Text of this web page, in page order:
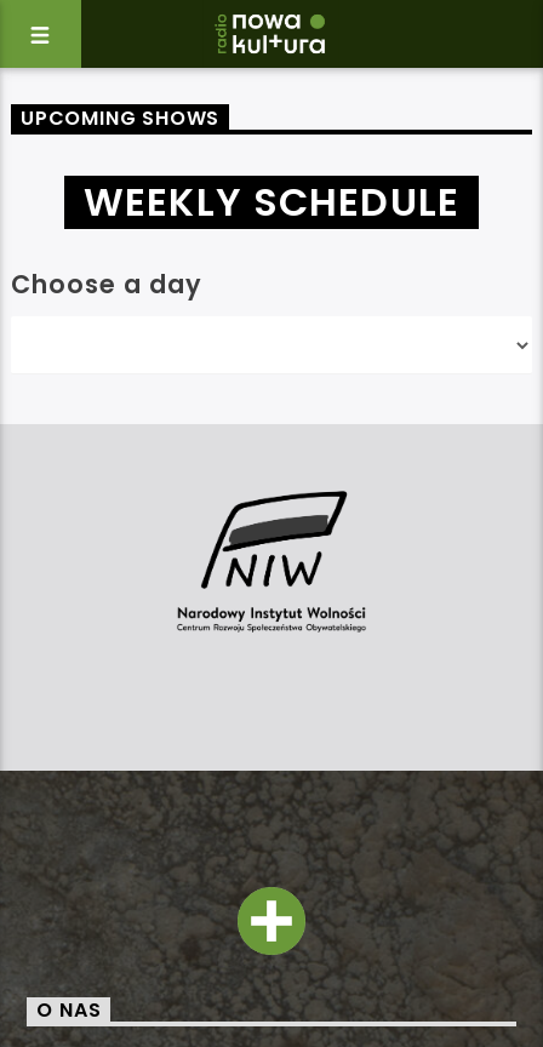
UPCOMING SHOWS
WEEKLY SCHEDULE
Choose a day
O NAS